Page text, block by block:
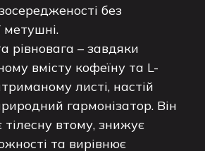
без
метушні.
рівновага – завдяки
вмісту кофеїну та L-
листі, настій
гармонізатор. Він
тілесну втому, знижує
та вирівнює